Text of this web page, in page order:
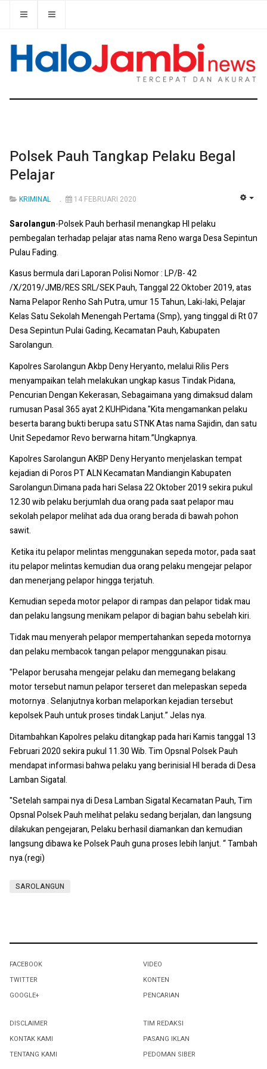
Polsek Pauh Tangkap Pelaku Begal
Pelajar
KRIMINAL 14 FEBRUARI 2020
Sarolangun-Polsek Pauh berhasil menangkap HI pelaku
pembegalan terhadap pelajar atas nama Reno warga Desa Sepintun
Pulau Fading.
Kasus bermula dari Laporan Polisi Nomor : LP/B- 42
/X/2019/JMB/RES SRL/SEK Pauh, Tanggal 22 Oktober 2019, atas
Nama Pelapor Renho Sah Putra, umur 15 Tahun, Laki-laki, Pelajar
Kelas Satu Sekolah Menengah Pertama (Smp), yang tinggal di Rt 07
Desa Sepintun Pulai Gading, Kecamatan Pauh, Kabupaten
Sarolangun.
Kapolres Sarolangun Akbp Deny Heryanto, melalui Rilis Pers
menyampaikan telah melakukan ungkap kasus Tindak Pidana,
Pencurian Dengan Kekerasan, Sebagaimana yang dimaksud dalam
rumusan Pasal 365 ayat 2 KUHPidana."Kita mengamankan pelaku
beserta barang bukti berupa satu STNK Atas nama Sajidin, dan satu
Unit Sepedamor Revo berwarna hitam.”Ungkapnya.
Kapolres Sarolangun AKBP Deny Heryanto menjelaskan tempat
kejadian di Poros PT ALN Kecamatan Mandiangin Kabupaten
Sarolangun.Dimana pada hari Selasa 22 Oktober 2019 sekira pukul
12.30 wib pelaku berjumlah dua orang pada saat pelapor mau
sekolah pelapor melihat ada dua orang berada di bawah pohon
sawit.
Ketika itu pelapor melintas menggunakan sepeda motor, pada saat
itu pelapor melintas kemudian dua orang pelaku mengejar pelapor
dan menerjang pelapor hingga terjatuh.
Kemudian sepeda motor pelapor di rampas dan pelapor tidak mau
dan pelaku langsung menikam pelapor di bagian bahu sebelah kiri.
Tidak mau menyerah pelapor mempertahankan sepeda motornya
dan pelaku membacok tangan pelapor menggunakan pisau.
"Pelapor berusaha mengejar pelaku dan memegang belakang
motor tersebut namun pelapor terseret dan melepaskan sepeda
motornya . Selanjutnya korban melaporkan kejadian tersebut
kepolsek Pauh untuk proses tindak Lanjut.” Jelas nya.
Ditambahkan Kapolres pelaku ditangkap pada hari Kamis tanggal 13
Februari 2020 sekira pukul 11.30 Wib. Tim Opsnal Polsek Pauh
mendapat informasi bahwa pelaku yang berinisial HI berada di Desa
Lamban Sigatal.
"Setelah sampai nya di Desa Lamban Sigatal Kecamatan Pauh, Tim
Opsnal Polsek Pauh melihat pelaku sedang berjalan, dan langsung
dilakukan pengejaran, Pelaku berhasil diamankan dan kemudian
langsung dibawa ke Polsek Pauh guna proses lebih lanjut. “ Tambah
nya.(regi)
SAROLANGUN
FACEBOOK
TWITTER
GOOGLE+
VIDEO
KONTEN
PENCARIAN
DISCLAIMER
KONTAK KAMI
TENTANG KAMI
TIM REDAKSI
PASANG IKLAN
PEDOMAN SIBER